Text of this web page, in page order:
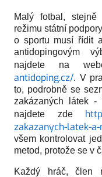
Malý fotbal,
režimu státní
o sportu musí řídit
antidopingovým
najdete na
antidoping.cz/. V
to, podrobně se
zakázaných látek -
najdete zde
zakazanych-latek-a-
všem kontrolovat
metod, protože se v
Každý hráč, člen